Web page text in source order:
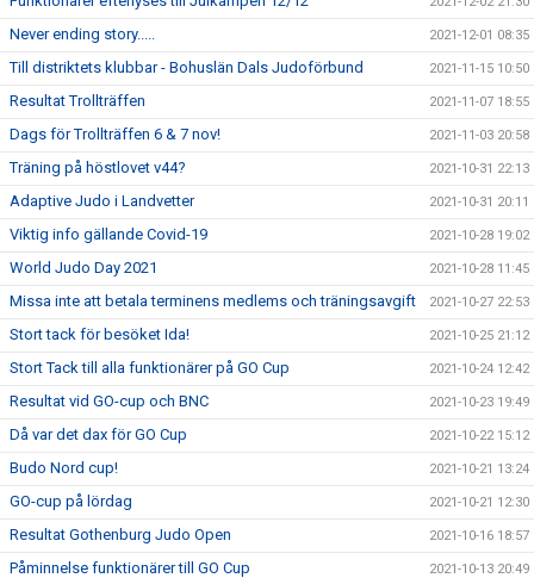
Never ending story..... 2021-12-01 08:35
Till distriktets klubbar - Bohuslän Dals Judoförbund 2021-11-15 10:50
Resultat Trollträffen 2021-11-07 18:55
Dags för Trollträffen 6 & 7 nov! 2021-11-03 20:58
Träning på höstlovet v44? 2021-10-31 22:13
Adaptive Judo i Landvetter 2021-10-31 20:11
Viktig info gällande Covid-19 2021-10-28 19:02
World Judo Day 2021 2021-10-28 11:45
Missa inte att betala terminens medlems och träningsavgift 2021-10-27 22:53
Stort tack för besöket Ida! 2021-10-25 21:12
Stort Tack till alla funktionärer på GO Cup 2021-10-24 12:42
Resultat vid GO-cup och BNC 2021-10-23 19:49
Då var det dax för GO Cup 2021-10-22 15:12
Budo Nord cup! 2021-10-21 13:24
GO-cup på lördag 2021-10-21 12:30
Resultat Gothenburg Judo Open 2021-10-16 18:57
Påminnelse funktionärer till GO Cup 2021-10-13 20:49